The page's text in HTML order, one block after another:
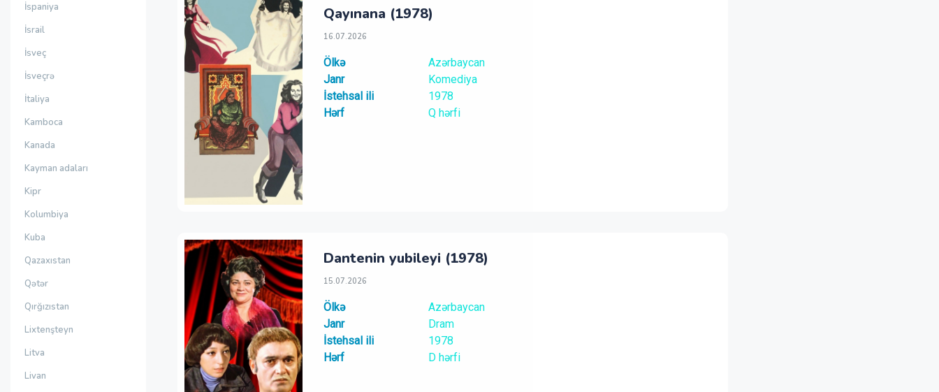
İspaniya
İsrail
İsveç
İsveçrə
İtaliya
Kamboca
Kanada
Kayman adaları
Kipr
Kolumbiya
Kuba
Qazaxıstan
Qətər
Qırğızıstan
Lixtenşteyn
Litva
Livan
Qayınana (1978)
16.07.2026
Ölkə
Azərbaycan
Janr
Komediya
İstehsal ili
1978
Hərf
Q hərfi
Dantenin yubileyi (1978)
15.07.2026
Ölkə
Azərbaycan
Janr
Dram
İstehsal ili
1978
Hərf
D hərfi